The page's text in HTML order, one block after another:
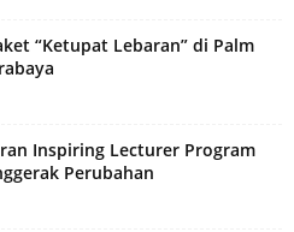
“Ketupat Lebaran” di Palm
Inspiring Lecturer Program
Perubahan